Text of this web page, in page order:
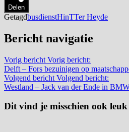
Delen
GetagdbusdienstHinTTer Heyde
Bericht navigatie
Vorig bericht Vorig bericht:
Delft – Fors bezuinigen op
Volgend bericht Volgend bericht:
Westland – Jack van der Ende in
Dit vind je misschien ook leuk